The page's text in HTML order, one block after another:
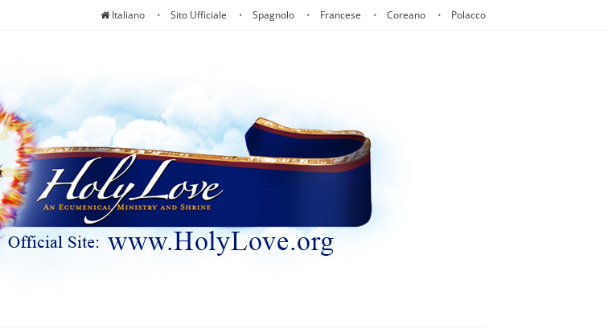
Italiano Sito Ufficiale Spagnolo Francese Coreano Polacco